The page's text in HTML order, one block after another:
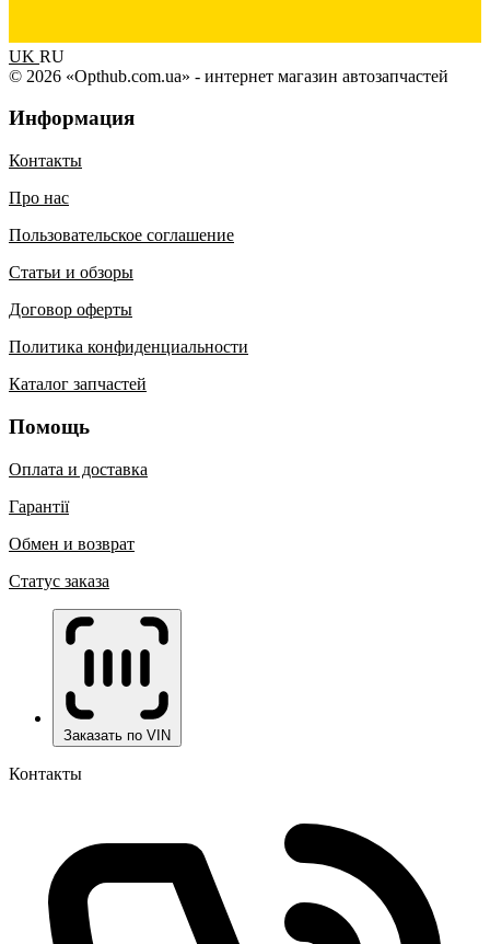
UK RU
© 2026 «Opthub.com.ua» - интернет магазин автозапчастей
Информация
Контакты
Про нас
Пользовательское соглашение
Статьи и обзоры
Договор оферты
Политика конфиденциальности
Каталог запчастей
Помощь
Оплата и доставка
Гарантії
Обмен и возврат
Статус заказа
Заказать по VIN
Контакты